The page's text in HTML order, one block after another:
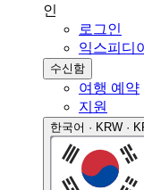
인
로그인
익스피디
수신함
여행 예약
지원
한국어 · KRW ·